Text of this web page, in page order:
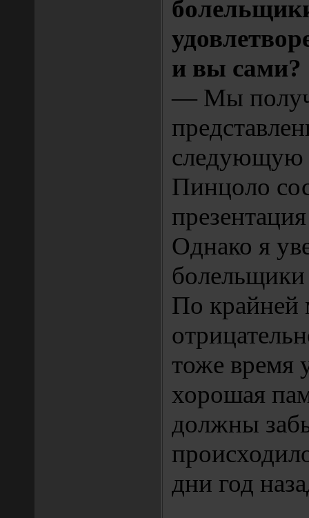
и вы сами?
— Мы
следующую
Пинцоло
Однако я
По крайней
тоже время
хорошая
должны
дни год